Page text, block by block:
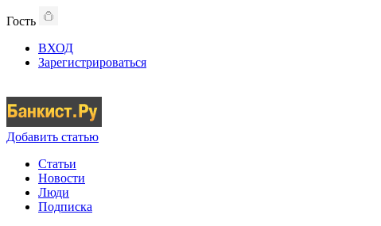
Гость
ВХОД
Зарегистрироваться
Добавить статью
Статьи
Новости
Люди
Подписка